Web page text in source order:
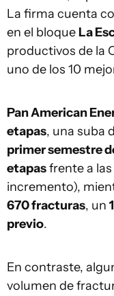
La firma cuenta
en el bloque La
productivos de la
uno de los 10
Pan American
etapas, una suba
primer semestre
etapasfrente a las
incremento),
670 fracturas, un
previo.
En contraste,
volumen de